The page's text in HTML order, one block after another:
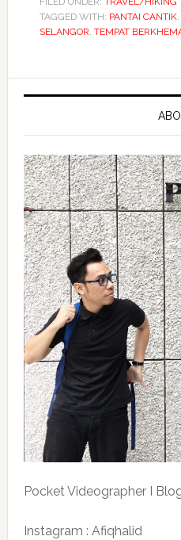
TAGGED WITH: PANTAI CANTIK,
SELANGOR, TEMPAT
Pocket Videographer I
Instagram : Afiqhalid